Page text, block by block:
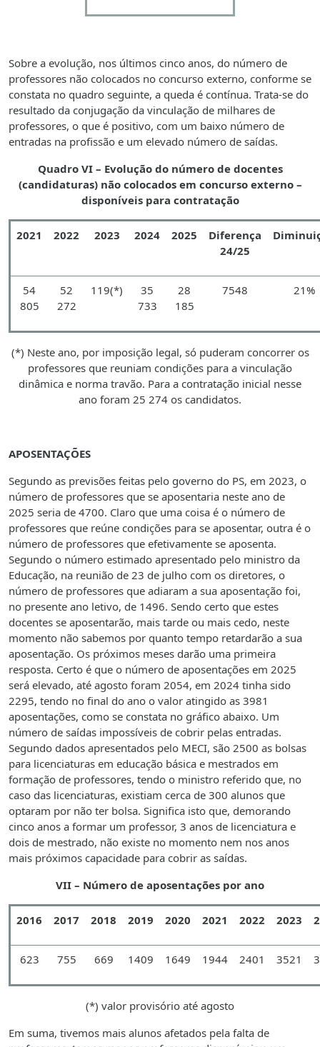
Sobre a evolução, nos últimos cinco anos, do número de
professores não colocados no concurso externo, conforme se
constata no quadro seguinte, a queda é contínua. Trata-se do
resultado da conjugação da vinculação de milhares de
professores, o que é positivo, com um baixo número de
entradas na profissão e um elevado número de saídas.
Quadro VI – Evolução do número de docentes
(candidaturas) não colocados em concurso externo –
disponíveis para contratação
2021 2022 2023 2024 2025
Diferença
24/25
54
805
52
272
119(*)
35
733
28
185
7548 21%
(*) Neste ano, por imposição legal, só puderam concorrer os
professores que reuniam condições para a vinculação
dinâmica e norma travão. Para a contratação inicial nesse
ano foram 25 274 os candidatos.
APOSENTAÇÕES
Segundo as previsões feitas pelo governo do PS, em 2023, o
número de professores que se aposentaria neste ano de
2025 seria de 4700. Claro que uma coisa é o número de
professores que reúne condições para se aposentar, outra é o
número de professores que efetivamente se aposenta.
Segundo o número estimado apresentado pelo ministro da
Educação, na reunião de 23 de julho com os diretores, o
número de professores que adiaram a sua aposentação foi,
no presente ano letivo, de 1496. Sendo certo que estes
docentes se aposentarão, mais tarde ou mais cedo, neste
momento não sabemos por quanto tempo retardarão a sua
aposentação. Os próximos meses darão uma primeira
resposta. Certo é que o número de aposentações em 2025
será elevado, até agosto foram 2054, em 2024 tinha sido
2295, tendo no final do ano o valor atingido as 3981
aposentações, como se constata no gráfico abaixo. Um
número de saídas impossíveis de cobrir pelas entradas.
Segundo dados apresentados pelo MECI, são 2500 as bolsas
para licenciaturas em educação básica e mestrados em
formação de professores, tendo o ministro referido que, no
caso das licenciaturas, existiam cerca de 300 alunos que
optaram por não ter bolsa. Significa isto que, demorando
cinco anos a formar um professor, 3 anos de licenciatura e
dois de mestrado, não existe no momento nem nos anos
mais próximos capacidade para cobrir as saídas.
VII – Número de aposentações por ano
2016 2017 2018 2019 2020 2021 2022 2023
623 755 669 1409 1649 1944 2401 3521
(*) valor provisório até agosto
Em suma, tivemos mais alunos afetados pela falta de